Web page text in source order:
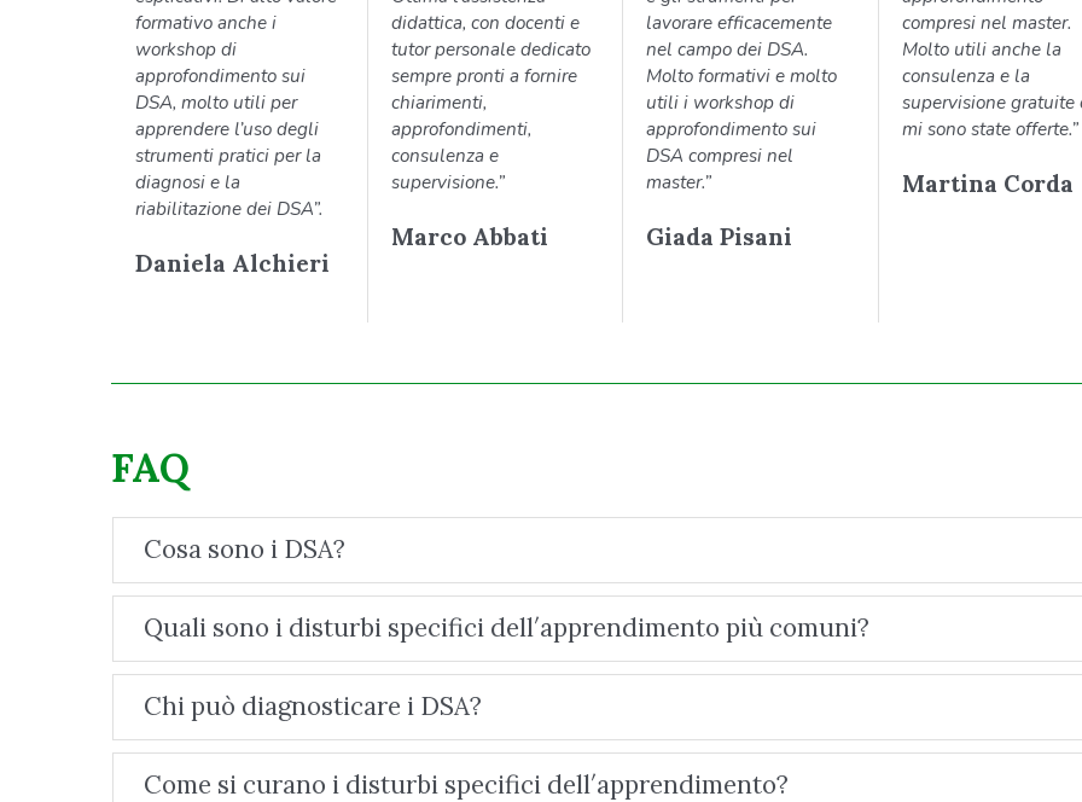
formativo anche i
workshop di
approfondimento sui
DSA, molto utili per
apprendere l’uso degli
strumenti pratici per la
diagnosi e la
riabilitazione dei DSA”.
Daniela Alchieri
didattica, con docenti e
tutor personale dedicato
sempre pronti a fornire
chiarimenti,
approfondimenti,
consulenza e
supervisione.”
Marco Abbati
lavorare efficacemente
nel campo dei DSA.
Molto formativi e molto
utili i workshop di
approfondimento sui
DSA compresi nel
master.”
Giada Pisani
compresi nel master.
Molto utili anche la
consulenza e la
supervisione gratuite
mi sono state offerte.”
Martina Corda
FAQ
Cosa sono i DSA?
Quali sono i disturbi specifici dell′apprendimento più comuni?
Chi può diagnosticare i DSA?
Come si curano i disturbi specifici dell′apprendimento?